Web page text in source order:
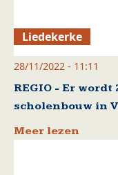
Liedekerke
28/11/2022 - 11:11
REGIO - Er
scholenbouw in
Meer lezen